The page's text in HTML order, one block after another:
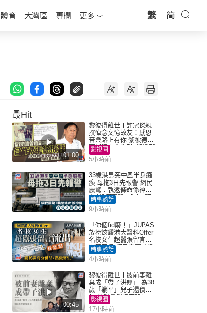
體育 大灣區 專欄 更多 繁 简
最Hit
01:00
黎彼得離世丨許冠傑親
撰悼念文憶故友：感恩
音樂路上有你 黎彼德曾
直認唔夾合作7年終拆夥
影視圈
5小時前
33歲港男突中風半身癱
瘓 母拖3日先報警 網民
震驚：執返條命係神蹟
自爆2個惡習｜Juicy叮
時事熱話
9小時前
「你個frd廢！」JUPAS
放榜炫耀港大醫科Offer
名校女生超囂張留言流
出惹眾怒 網民轟高分低
品：點做醫生？｜Juicy
叮
時事熱話
4小時前
00:45
黎彼得離世丨被前妻離
棄成「帶子洪郎」 為38
歲「躺平」兒子還債多
年 曾盼尋伴侶度晚年
影視圈
17小時前